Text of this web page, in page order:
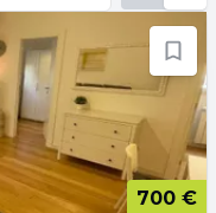
700 €